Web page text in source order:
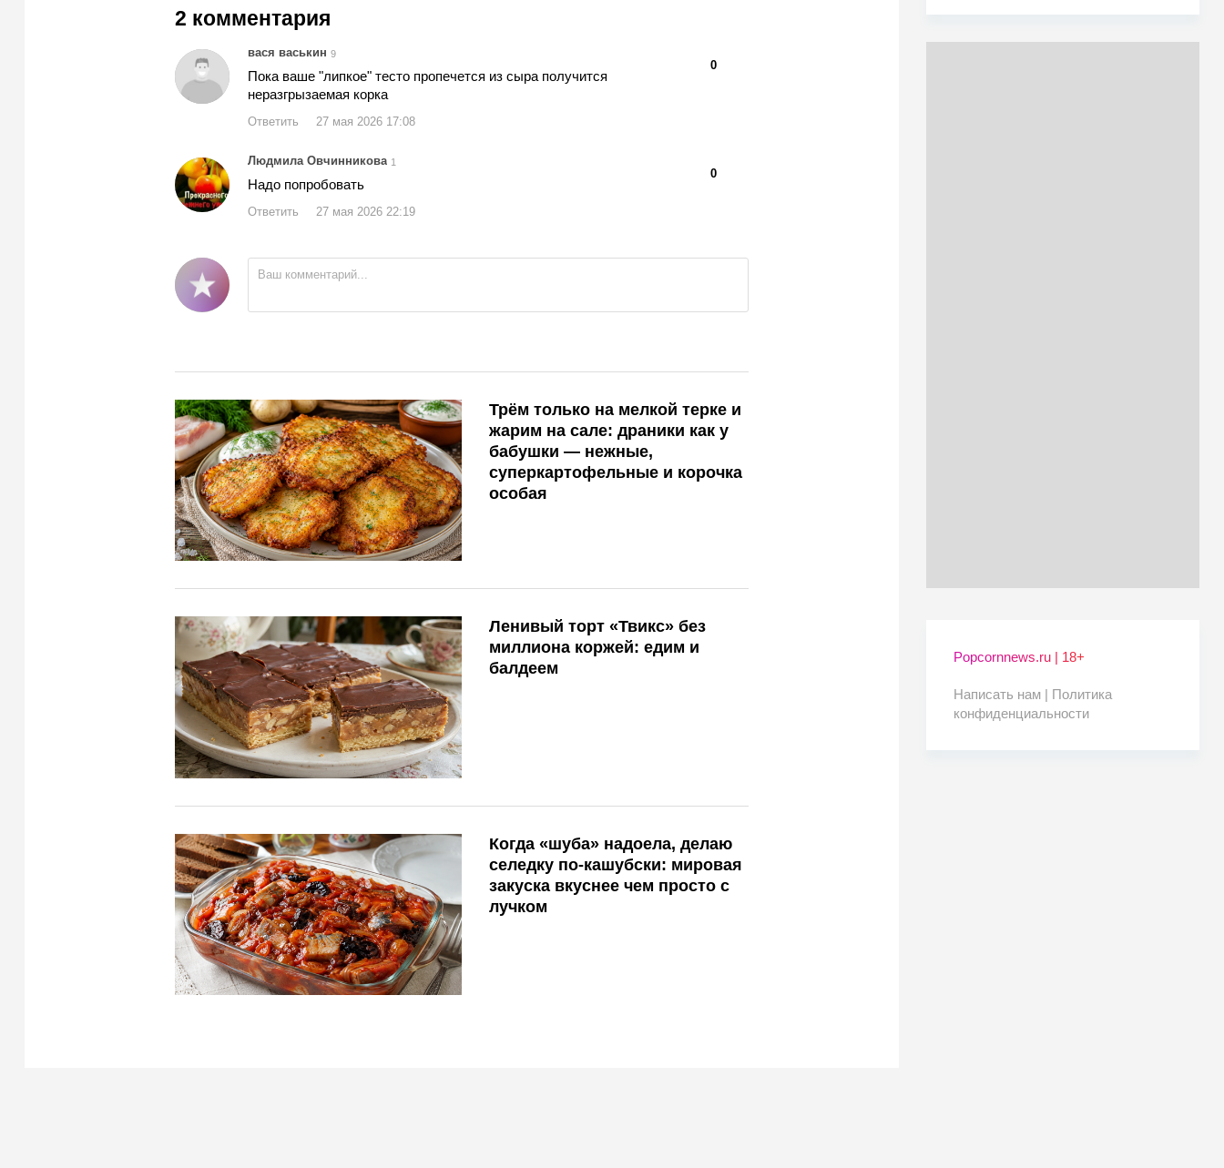
2 комментария
вася васькин 9
0
Пока ваше "липкое" тесто пропечется из сыра получится
неразгрызаемая корка
Ответить 27 мая 2026 17:08
Людмила Овчинникова 1
0
Надо попробовать
Ответить 27 мая 2026 22:19
Трём только на мелкой терке и
жарим на сале: драники как у
бабушки — нежные,
суперкартофельные и корочка
особая
Ленивый торт «Твикс» без
миллиона коржей: едим и
балдеем
Когда «шуба» надоела, делаю
селедку по-кашубски: мировая
закуска вкуснее чем просто с
лучком
Popcornnews.ru | 18+
Написать нам | Политика
конфиденциальности